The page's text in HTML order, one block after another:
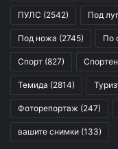
ПУЛС (2542) Под
Под ножа (2745) По
Спорт (827)
Темида (2814)
Фоторепортаж (247)
вашите снимки (133)